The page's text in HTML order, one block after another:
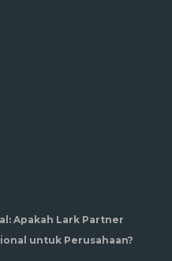
Apakah Lark Partner
untuk Perusahaan?